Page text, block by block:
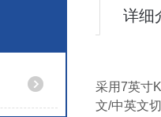
详细
采用7英寸
文/中英文